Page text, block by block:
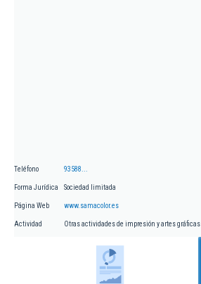
Teléfono 93588...
Forma Jurídica Sociedad limitada
Página Web www.samacolor.es
Actividad Otras actividades de impresión y artes gráficas